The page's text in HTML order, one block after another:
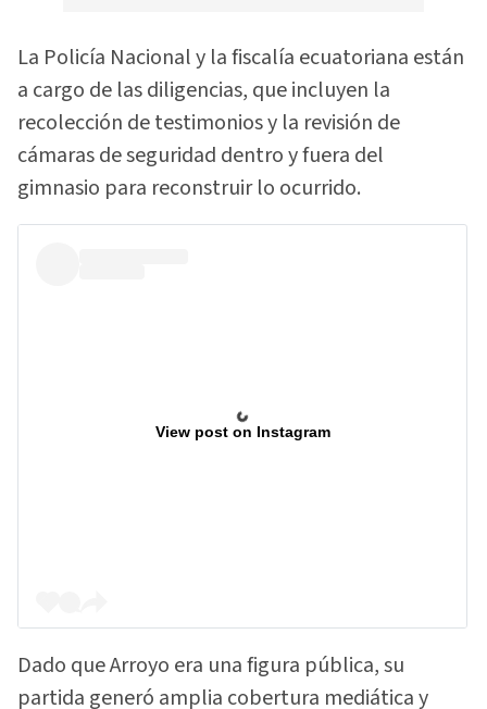
La Policía Nacional y la fiscalía ecuatoriana están
a cargo de las diligencias, que incluyen la
recolección de testimonios y la revisión de
cámaras de seguridad dentro y fuera del
gimnasio para reconstruir lo ocurrido.
View post on Instagram
Dado que Arroyo era una figura pública, su
partida generó amplia cobertura mediática y